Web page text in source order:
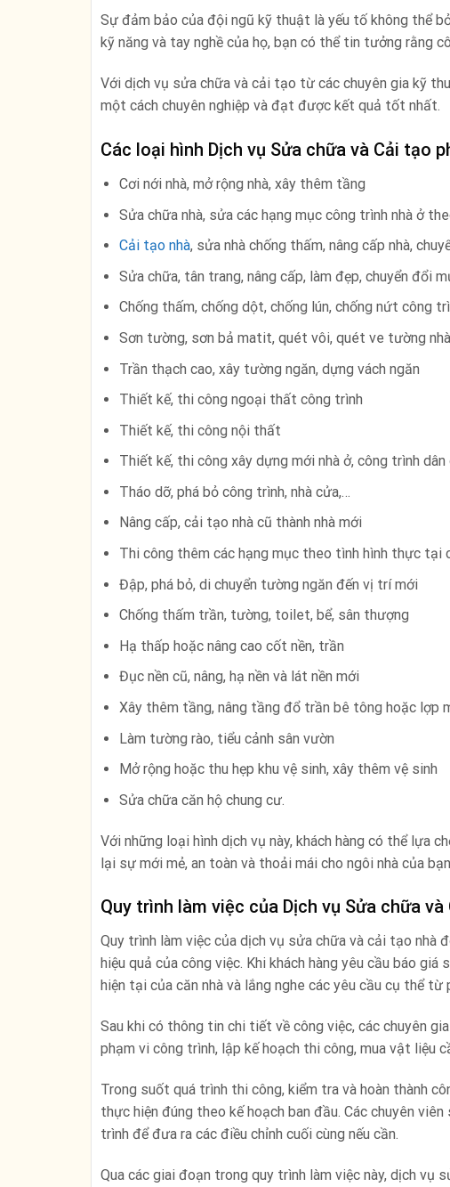
Sự đảm bảo của đội ngũ kỹ thuật là yếu tố không thể
kỹ năng và tay nghề của họ, bạn có thể tin tưởng rằng
Với dịch vụ sửa chữa và cải tạo từ các chuyên gia kỹ
một cách chuyên nghiệp và đạt được kết quả tốt nhất.
Các loại hình Dịch vụ Sửa chữa và Cải tạo
Cơi nới nhà, mở rộng nhà, xây thêm tầng
Sửa chữa nhà, sửa các hạng mục công trình nhà ở
Cải tạo nhà, sửa nhà chống thấm, nâng cấp nhà,
Sửa chữa, tân trang, nâng cấp, làm đẹp, chuyển đổi
Chống thấm, chống dột, chống lún, chống nứt công
Sơn tường, sơn bả matit, quét vôi, quét ve tường
Trần thạch cao, xây tường ngăn, dựng vách ngăn
Thiết kế, thi công ngoại thất công trình
Thiết kế, thi công nội thất
Thiết kế, thi công xây dựng mới nhà ở, công trình dân
Tháo dỡ, phá bỏ công trình, nhà cửa,…
Nâng cấp, cải tạo nhà cũ thành nhà mới
Thi công thêm các hạng mục theo tình hình thực tại
Đập, phá bỏ, di chuyển tường ngăn đến vị trí mới
Chống thấm trần, tường, toilet, bể, sân thượng
Hạ thấp hoặc nâng cao cốt nền, trần
Đục nền cũ, nâng, hạ nền và lát nền mới
Xây thêm tầng, nâng tầng đổ trần bê tông hoặc lợp
Làm tường rào, tiểu cảnh sân vườn
Mở rộng hoặc thu hẹp khu vệ sinh, xây thêm vệ sinh
Sửa chữa căn hộ chung cư.
Với những loại hình dịch vụ này, khách hàng có thể lựa
lại sự mới mẻ, an toàn và thoải mái cho ngôi nhà của
Quy trình làm việc của Dịch vụ Sửa chữa và
Quy trình làm việc của dịch vụ sửa chữa và cải tạo nhà
hiệu quả của công việc. Khi khách hàng yêu cầu báo
hiện tại của căn nhà và lắng nghe các yêu cầu cụ thể từ
Sau khi có thông tin chi tiết về công việc, các chuyên
phạm vi công trình, lập kế hoạch thi công, mua vật
Trong suốt quá trình thi công, kiểm tra và hoàn thành
thực hiện đúng theo kế hoạch ban đầu. Các chuyên
trình để đưa ra các điều chỉnh cuối cùng nếu cần.
Qua các giai đoạn trong quy trình làm việc này, dịch vụ